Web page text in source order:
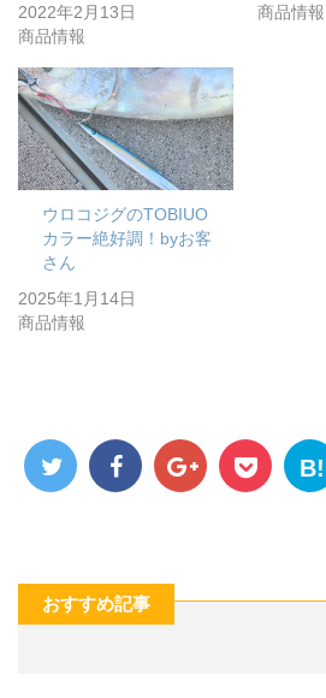
2022年2月13日
商品情報
商品情報
ウロコジグのTOBIUO
カラー絶好調！byお客
さん
2025年1月14日
商品情報
B!
おすすめ記事